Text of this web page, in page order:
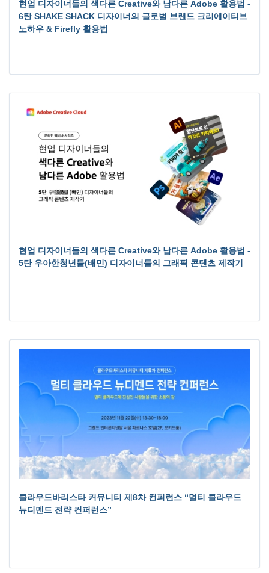
현업 디자이너들의 색다른 Creative와 남다른 Adobe 활용법 -
6탄 SHAKE SHACK 디자이너의 글로벌 브랜드 크리에이티브
노하우 & Firefly 활용법
현업 디자이너들의 색다른 Creative와 남다른 Adobe 활용법 -
5탄 우아한청년들(배민) 디자이너들의 그래픽 콘텐츠 제작기
클라우드바리스타 커뮤니티 제8차 컨퍼런스 “멀티 클라우드
뉴디멘드 전략 컨퍼런스”